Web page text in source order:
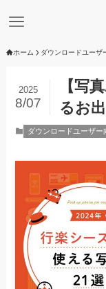
ホーム ダウンロードユーザ
【写
るお
2025
8/07
ダウンロードユーザー